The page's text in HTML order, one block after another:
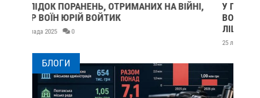
ВІЙНІ,
У ПОЛТАВІ ПОПРОЩАЛИСЯ ІЗ ВІЙСЬКОВИМИ
ВОЛОДИМИРОМ КАРЕНГІНИМ ТА ОЛЕГОМ
ЛІЩИНСЬКИМ
БЛОГИ